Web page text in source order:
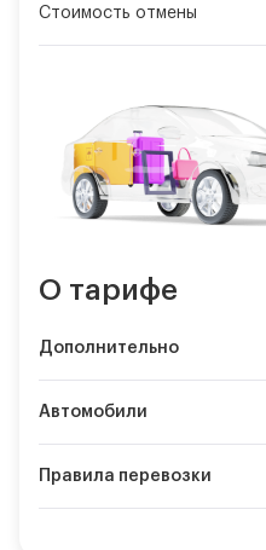
Стоимость отмены
О тарифе
Дополнительно
Автомобили
Правила перевозки